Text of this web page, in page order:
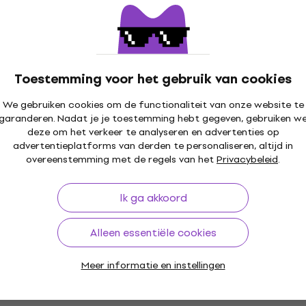
Toestemming voor het gebruik van cookies
We gebruiken cookies om de functionaliteit van onze website te
Nadat je je toestemming hebt gegeven, gebruiken
deze om het verkeer te analyseren en advertenties op
advertentieplatforms van derden te personaliseren, altijd in
overeenstemming met de regels van hetPrivacybeleid.
Ik ga akkoord
Alleen essentiële cookies
Meer informatie en instellingen